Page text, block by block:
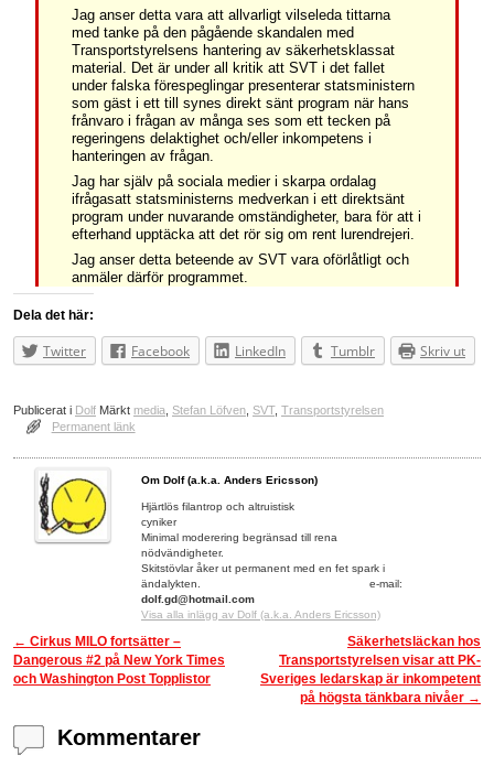
Jag anser detta vara att allvarligt vilseleda tittarna
med tanke på den pågående skandalen med
Transportstyrelsens hantering av säkerhetsklassat
material. Det är under all kritik att SVT i det fallet
under falska förespeglingar presenterar statsministern
som gäst i ett till synes direkt sänt program när hans
frånvaro i frågan av många ses som ett tecken på
regeringens delaktighet och/eller inkompetens i
hanteringen av frågan.
Jag har själv på sociala medier i skarpa ordalag
ifrågasatt statsministerns medverkan i ett direktsänt
program under nuvarande omständigheter, bara för att i
efterhand upptäcka att det rör sig om rent lurendrejeri.
Jag anser detta beteende av SVT vara oförlåtligt och
anmäler därför programmet.
Dela det här:
Twitter Facebook LinkedIn Tumblr Skriv ut
Publicerat i Dolf Märkt media Stefan Löfven SVT, Transportstyrelsen
Permanent länk
Om Dolf (a.k.a. Anders Ericsson)
Hjärtlös filantrop och altruistisk
cyniker
Minimal moderering begränsad till rena
nödvändigheter.
Skitstövlar åker ut permanent med en fet spark i
ändalykten. e-mail:
dolf.gd@hotmail.com
Visa alla inlägg av Dolf (a.k.a. Anders Ericsson)
Inläggsnavigering
← Cirkus MILO fortsätter –
Dangerous #2 på New York Times
och Washington Post Topplistor
Säkerhetsläckan hos
Transportstyrelsen visar att PK-
Sveriges ledarskap är inkompetent
på högsta tänkbara nivåer →
Kommentarer